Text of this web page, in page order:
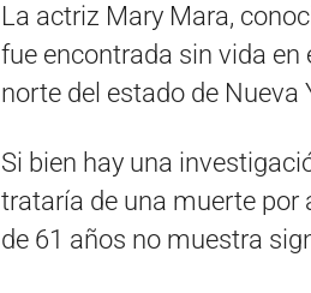
La actriz Mary Mara,
fue encontrada sin vida en
norte del estado de Nueva
Si bien hay una
trataría de una muerte por
de 61 años no muestra